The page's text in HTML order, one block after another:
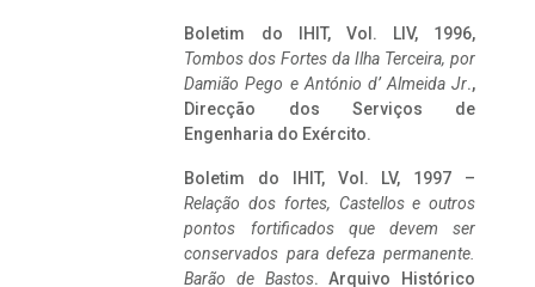
Boletim do IHIT, Vol. LIV, 1996,
Tombos dos Fortes da Ilha Terceira, por
Damião Pego e António d’ Almeida Jr.,
Direcção dos Serviços de
Engenharia do Exército.
Boletim do IHIT, Vol. LV, 1997 –
Relação dos fortes, Castellos e outros
pontos fortificados que devem ser
conservados para defeza permanente.
Barão de Bastos. Arquivo Histórico